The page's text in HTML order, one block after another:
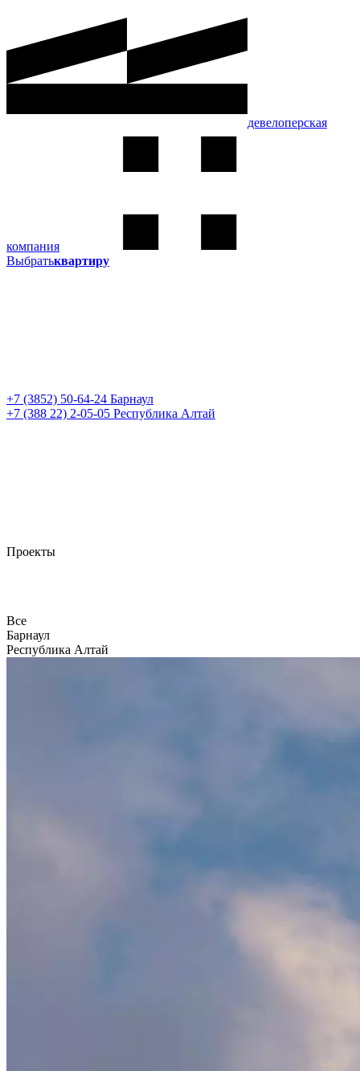
девелоперская
компания
Выбратьквартиру
+7 (3852) 50-64-24 Барнаул
+7 (388 22) 2-05-05 Республика Алтай
Проекты
Все
Барнаул
Республика Алтай